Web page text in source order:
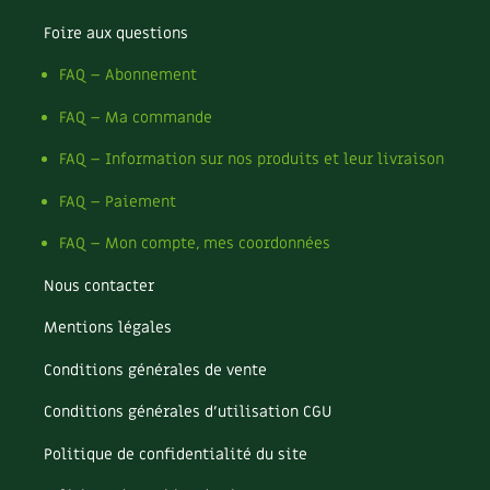
Société et alternatives
Vivre l’écologie
Protéger la nature
Actions pour la planète
Les 4 saisons
Archives
condimentaires
Rotations et associations
Ravageurs et maladies au jardin
La folle histoire des plantes
Rencontres
Les plantes et leurs vertus
Soins et cosmétiques au naturel
Société et alternatives
Protéger la nature
Tutoriels
Vidéos et podcasts
Conseils vidéo des 4 saisons
Jardiner avec les enfants | RCF
La vie secrète du jardin
Le conseil "express" des 4 saisons
Foire aux questions
FAQ – Abonnement
FAQ – Ma commande
FAQ – Information sur nos produits et leur livraison
FAQ – Paiement
FAQ – Mon compte, mes coordonnées
Nous contacter
Mentions légales
Conditions générales de vente
Conditions générales d’utilisation CGU
Politique de confidentialité du site